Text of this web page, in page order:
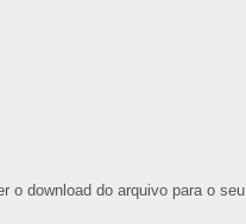
o download do arquivo para o seu